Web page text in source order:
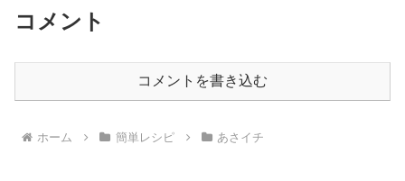
コメント
コメントを書き込む
ホーム 簡単レシピ あさイチ